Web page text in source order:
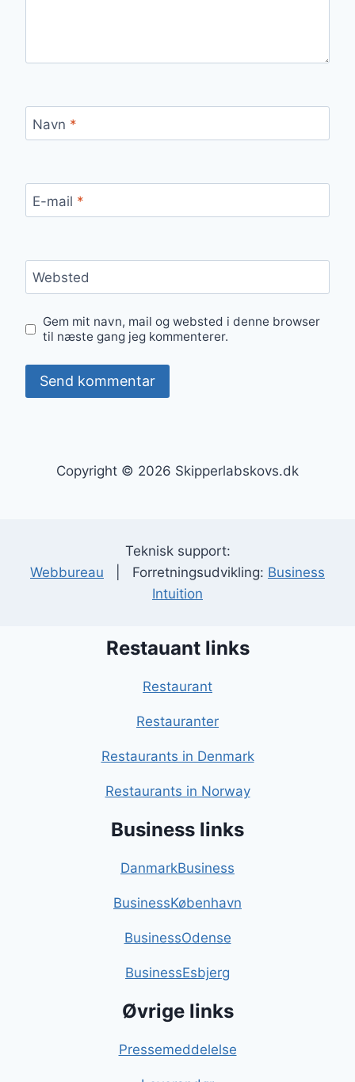
Navn *
E-mail *
Websted
Gem mit navn, mail og websted i denne browser
til næste gang jeg kommenterer.
Copyright © 2026 Skipperlabskovs.dk
Teknisk support:
Webbureau | Forretningsudvikling: Business
Intuition
Restauant links
Restaurant
Restauranter
Restaurants in Denmark
Restaurants in Norway
Business links
DanmarkBusiness
BusinessKøbenhavn
BusinessOdense
BusinessEsbjerg
Øvrige links
Pressemeddelelse